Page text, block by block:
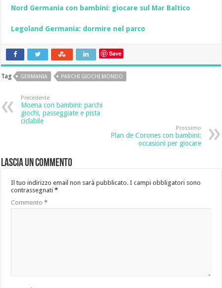
Nord Germania con bambini: giocare sul Mar Baltico
Legoland Germania: dormire nel parco
Save
Tag GERMANIA PARCHI GIOCHI MONDO
Precedente
Moena con bambini: parchi
giochi, passeggiate e pista
ciclabile
Prossimo
Plan de Corones con bambini:
occasioni per giocare
Lascia un commento
Il tuo indirizzo email non sarà pubblicato. I campi obbligatori sono
contrassegnati*
Commento*